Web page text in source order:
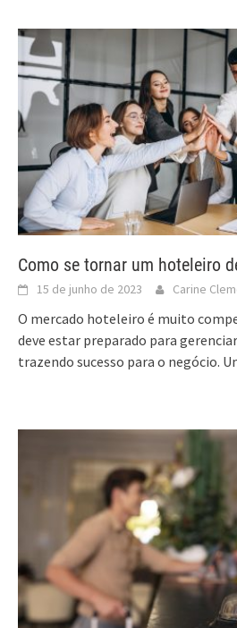
Como se tornar um hoteleiro
15 de junho de 2023 Carine
O mercado hoteleiro é muito
deve estar preparado para
trazendo sucesso para o negócio.